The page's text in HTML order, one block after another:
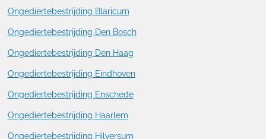
Ongediertebestrijding Blaricum
Ongediertebestrijding Den Bosch
Ongediertebestrijding Den Haag
Ongediertebestrijding Eindhoven
Ongediertebestrijding Enschede
Ongediertebestrijding Haarlem
Ongediertebestrijding Hilversum